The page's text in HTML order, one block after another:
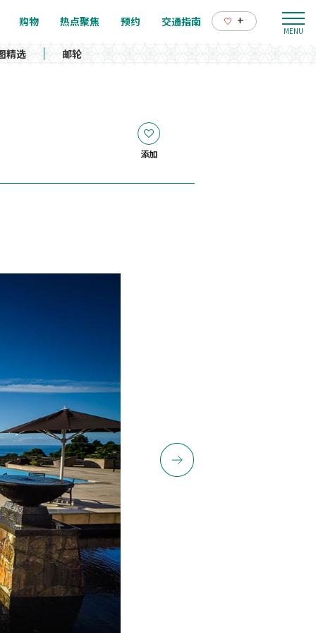
购物 热点聚焦 预约 交通指南 +
精选 邮轮
添加